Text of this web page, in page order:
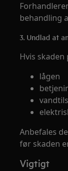
behandling
3. Undlad at
Hvis skaden
lågen
Anbefales
før skaden
Vigtigt